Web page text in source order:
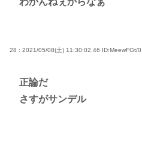
28 : 2021/05/08(土) 11:30:02.46 ID:MeewFGt/0
正論だ
さすがサンデル